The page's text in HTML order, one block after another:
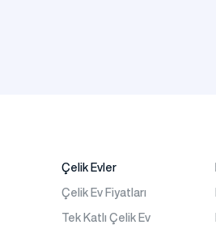
Çelik Evler
Çelik Ev Fiyatları
Tek Katlı Çelik Ev